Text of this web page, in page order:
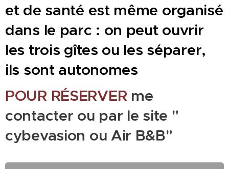
et de santé est même organisé
dans le parc : on peut ouvrir
les trois gîtes ou les séparer,
ils sont autonomes
POUR RÉSERVER me
contacter ou par le site "
cybevasion ou Air B&B"